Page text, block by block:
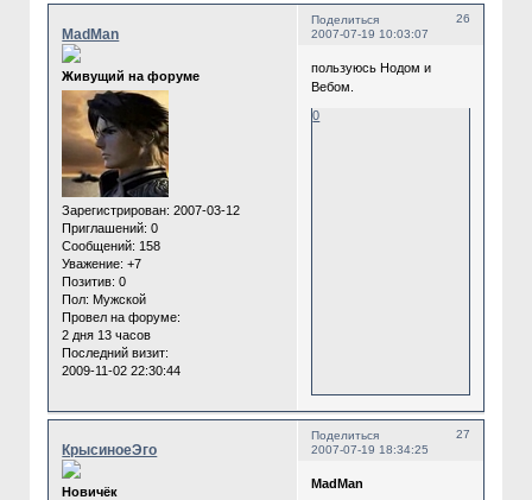
Поделиться
26
2007-07-19 10:03:07
MadMan
Живущий на форуме
Зарегистрирован: 2007-03-12
Приглашений: 0
Сообщений: 158
Уважение: +7
Позитив: 0
Пол: Мужской
Провел на форуме:
2 дня 13 часов
Последний визит:
2009-11-02 22:30:44
пользуюсь Нодом и
Вебом.
0
Поделиться
27
2007-07-19 18:34:25
КрысиноеЭго
Новичёк
MadMan